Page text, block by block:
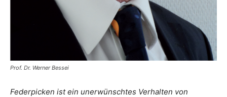
Prof. Dr. Werner Bessei
Federpicken ist ein unerwünschtes Verhalten von